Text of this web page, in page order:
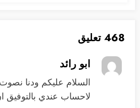
468 تعليق
ابو رائد
السلام عليكم ودنا
لاحساب عندي بالتوفيق